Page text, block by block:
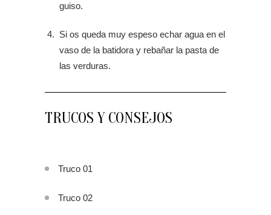
guiso.
Si os queda muy espeso echar agua en el
vaso de la batidora y rebañar la pasta de
las verduras.
TRUCOS Y CONSEJOS
Truco 01
Truco 02